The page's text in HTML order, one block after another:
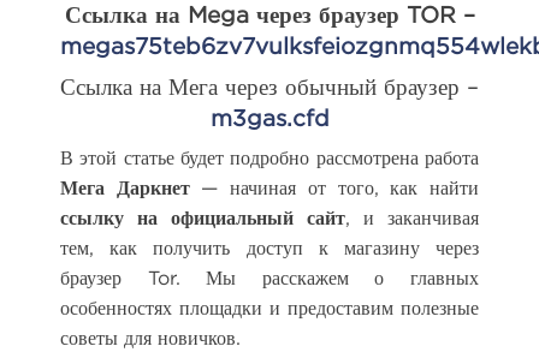
Ссылка на Mega через браузер TOR –
Ссылка на Мега через обычный браузер –
m3gas.cfd
В этой статье будет подробно рассмотрена работа
Мега Даркнет— начиная от того, как найти
ссылку на официальный сайт, и заканчивая
тем, как получить доступ к магазину через
браузер Tor. Мы расскажем о главных
особенностях площадки и предоставим полезные
советы для новичков.